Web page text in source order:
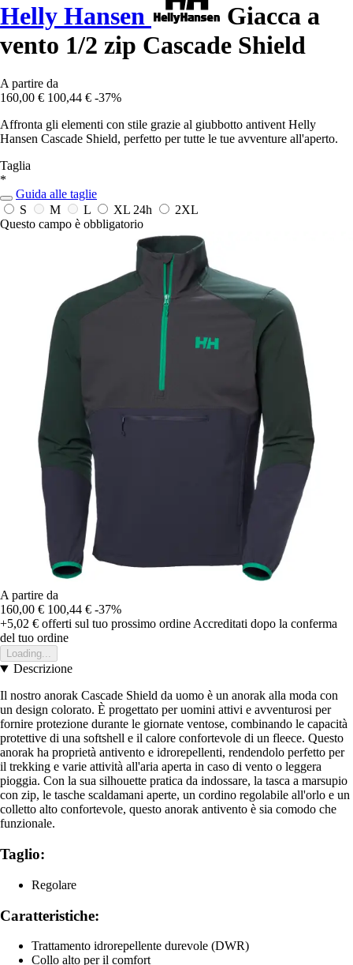
Helly Hansen
Giacca a
vento 1/2 zip Cascade Shield
A partire da
160,00 € 100,44 € -37%
Affronta gli elementi con stile grazie al giubbotto antivent Helly
Hansen Cascade Shield, perfetto per tutte le tue avventure all'aperto.
Taglia
*
Guida alle taglie
S
M L XL 24h
2XL
Questo campo è obbligatorio
A partire da
160,00 € 100,44 € -37%
+5,02 € offerti sul tuo prossimo ordine Accreditati dopo la conferma
del tuo ordine
Loading...
Descrizione
Il nostro anorak Cascade Shield da uomo è un anorak alla moda con
un design colorato. È progettato per uomini attivi e avventurosi per
fornire protezione durante le giornate ventose, combinando le capacità
protettive di una softshell e il calore confortevole di un fleece. Questo
anorak ha proprietà antivento e idrorepellenti, rendendolo perfetto per
il trekking e varie attività all'aria aperta in caso di vento o leggera
pioggia. Con la sua silhouette pratica da indossare, la tasca a marsupio
con zip, le tasche scaldamani aperte, un cordino regolabile all'orlo e un
colletto alto confortevole, questo anorak antivento è sia comodo che
funzionale.
Taglio:
Regolare
Caratteristiche:
Trattamento idrorepellente durevole (DWR)
Collo alto per il comfort